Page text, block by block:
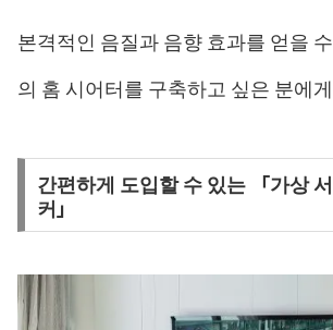
본격적인 음질과 음향 효과를 얻을
의 홈 시어터를 구축하고 싶은 분에
간편하게 도입할 수 있는 「가상
커」